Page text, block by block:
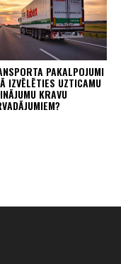
PAKALPOJUMI
IZVĒLĒTIES UZTICAMU
KRAVU